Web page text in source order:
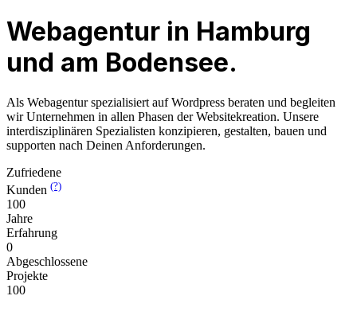
Webagentur in Hamburg
und am Bodensee.
Als Webagentur spezialisiert auf Wordpress beraten und begleiten
wir Unternehmen in allen Phasen der Websitekreation. Unsere
interdisziplinären Spezialisten konzipieren, gestalten, bauen und
supporten nach Deinen Anforderungen.
Zufriedene
Kunden (?)
100
Jahre
Erfahrung
0
Abgeschlossene
Projekte
100